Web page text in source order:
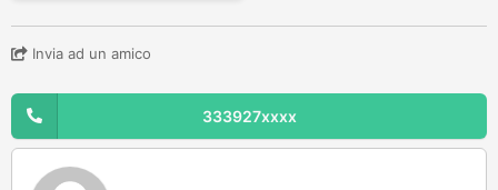
Invia ad un amico
333927xxxx